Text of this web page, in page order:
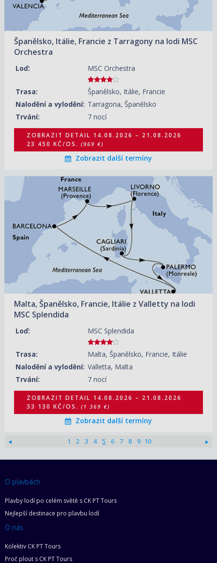
Španělsko, Itálie, Francie z Tarragony na lodi MSC
Orchestra
Loď: MSC Orchestra
Trasa:
Španělsko, Itálie, Francie
Nalodění a vylodění: Tarragona, Španělsko
Trvání:
7 nocí
ZOBRAZIT DETAIL
04.09.2026 – 11.09.2026
29 740 KČ/OS.
(1 229 €)
ZOBRAZIT DETAIL
11.09.2026 – 18.09.2026
ZOBRAZIT DETAIL
18.09.2026 – 25.09.2026
(979 €)
ZOBRAZIT DETAIL
20 300 KČ/OS.
(839 €)
ZOBRAZIT DETAIL 14.08.2026 – 21.08.2026
23 450 KČ/OS. (969 €)
Zobrazit další termíny
Malta, Španělsko, Francie, Itálie z Valletty na lodi
MSC Splendida
Loď: MSC Splendida
Trasa:
Malta, Španělsko, Francie, Itálie
Nalodění a vylodění: Valletta, Malta
Trvání:
7 nocí
ZOBRAZIT DETAIL
14.08.2026 – 21.08.2026
33 130 KČ/OS.
(1 369 €)
ZOBRAZIT DETAIL
21.08.2026 – 28.08.2026
25 140 KČ/OS.
(1 039 €)
ZOBRAZIT DETAIL
28.08.2026 – 04.09.2026
37 240 KČ/OS.
(1 539 €)
ZOBRAZIT DETAIL
04.09.2026 – 11.09.2026
29 500 KČ/OS.
(1 219 €)
ZOBRAZIT DETAIL
11.09.2026 – 18.09.2026
ZOBRAZIT DETAIL
18.09.2026 – 25.09.2026
(1 289 €)
(1 089 €)
ZOBRAZIT DETAIL 14.08.2026 – 21.08.2026
33 130 KČ/OS. (1 369 €)
Zobrazit další termíny
1 2 3 4 5 6 7 8 9 10
O plavbách
Plavby lodí po celém světě s CK PT Tours
Nejlepší destinace pro plavbu lodí
O nás
Kolektiv CK PT Tours
Proč plout s CK PT Tours